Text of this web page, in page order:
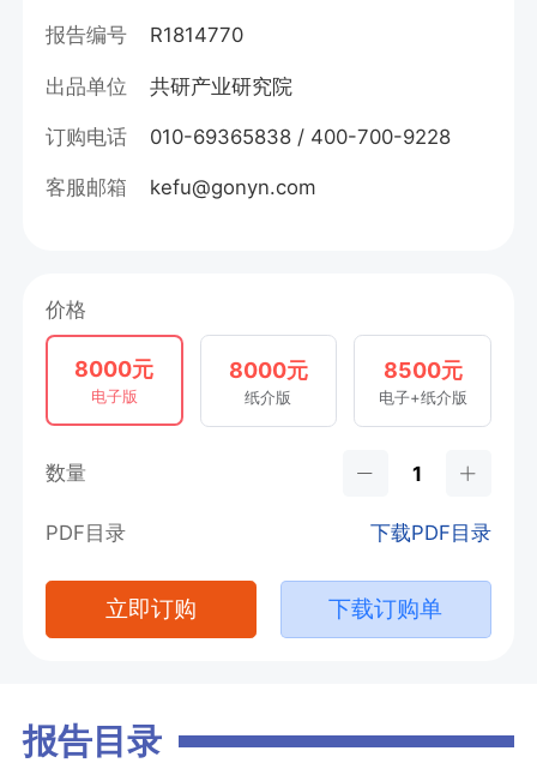
报告编号 R1814770
出品单位 共研产业研究院
订购电话 010-69365838 / 400-700-9228
客服邮箱 kefu@gonyn.com
价格
8000元
电子版
8000元
纸介版
8500元
电子+纸介版
数量
PDF目录 下载PDF目录
立即订购 下载订购单
报告目录